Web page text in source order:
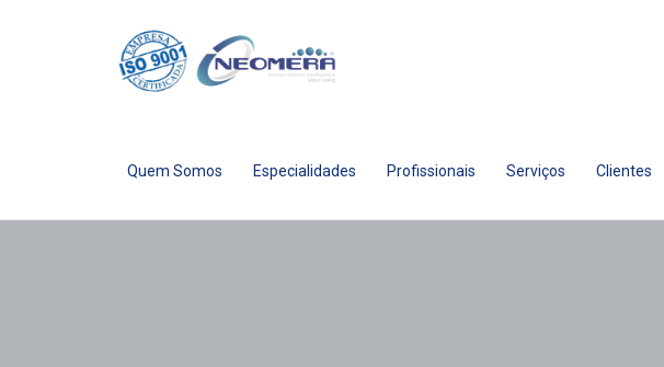
Quem Somos Especialidades Profissionais Serviços Clientes